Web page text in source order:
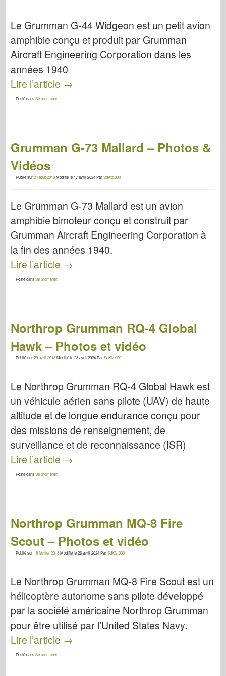
Le Grumman G-44 Widgeon est un petit avion
amphibie conçu et produit par Grumman
Aircraft Engineering Corporation dans les
années 1940
Lire l’article →
Posté dansSe promener.
Grumman G-73 Mallard – Photos &
Vidéos
Publié sur24 août 2018Modifié le 17 avril 2024ParSdKfz.000
Le Grumman G-73 Mallard est un avion
amphibie bimoteur conçu et construit par
Grumman Aircraft Engineering Corporation à
la fin des années 1940.
Lire l’article →
Posté dansSe promener.
Northrop Grumman RQ-4 Global
Hawk – Photos et vidéo
Publié sur29 avril 2018Modifié le23 avril 2024ParSdKfz.000
Le Northrop Grumman RQ-4 Global Hawk est
un véhicule aérien sans pilote (UAV) de haute
altitude et de longue endurance conçu pour
des missions de renseignement, de
surveillance et de reconnaissance (ISR)
Lire l’article →
Posté dansSe promener.
Northrop Grumman MQ-8 Fire
Scout – Photos et vidéo
Publié sur 18 février 2018Modifié le26 avril 2024ParSdKfz.000
Le Northrop Grumman MQ-8 Fire Scout est un
hélicoptère autonome sans pilote développé
par la société américaine Northrop Grumman
pour être utilisé par l’United States Navy.
Lire l’article →
Posté dansSe promener.